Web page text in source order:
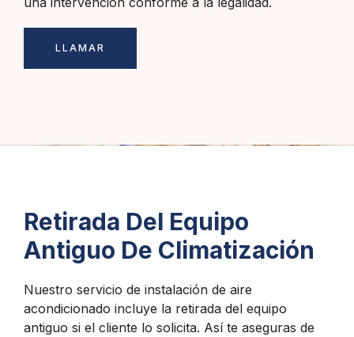
LLAMAR
Retirada Del Equipo
Antiguo De Climatización
Nuestro servicio de instalación de aire
acondicionado incluye la retirada del equipo
antiguo si el cliente lo solicita. Así te aseguras de